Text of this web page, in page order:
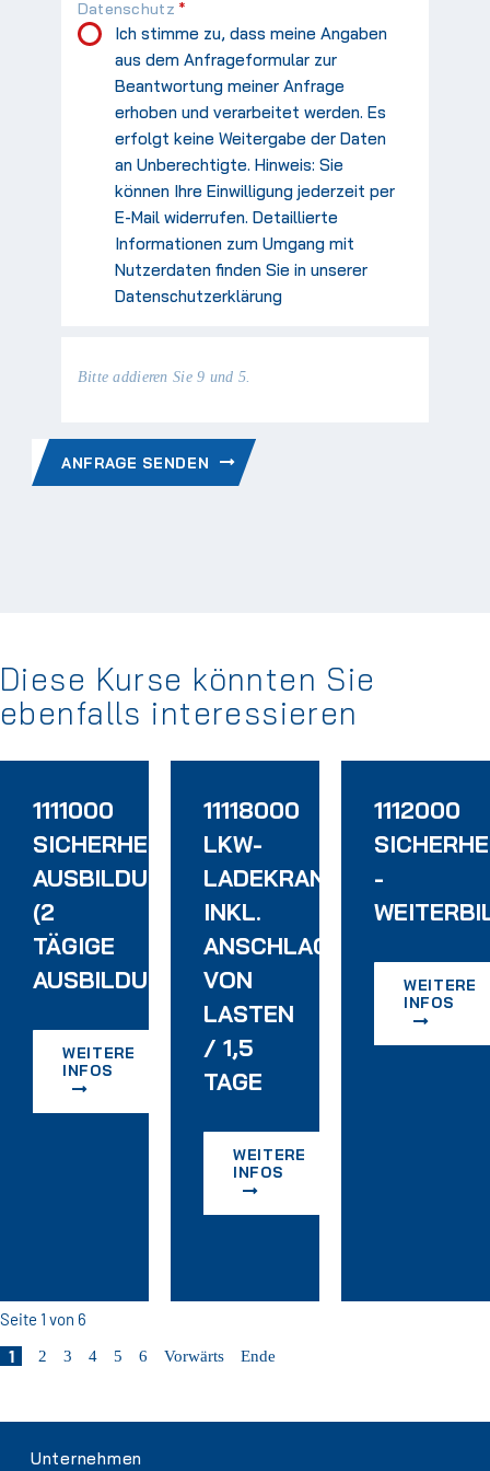
Pflichtfeld
Datenschutz *
Ich stimme zu, dass meine Angaben
aus dem Anfrageformular zur
Beantwortung meiner Anfrage
erhoben und verarbeitet werden. Es
erfolgt keine Weitergabe der Daten
an Unberechtigte. Hinweis: Sie
können Ihre Einwilligung jederzeit per
E-Mail widerrufen. Detaillierte
Informationen zum Umgang mit
Nutzerdaten finden Sie in unserer
Datenschutzerklärung
Bitte addieren Sie 9 und 5.
ANFRAGE SENDEN
Diese Kurse könnten Sie
ebenfalls interessieren
1111000
SICHERHEITSBEAUFTRAGTEN
AUSBILDUNG
(2
TÄGIGE
AUSBILDUNG)
WEITERE
INFOS
11118000
LKW-
INKL.
ANSCHLAGEN
VON
LASTEN
/ 1,5
TAGE
WEITERE
INFOS
1112000
-
WEITERE
INFOS
Seite 1 von 6
1
2 3 4 5 6 Vorwärts Ende
Navigation
Unternehmen